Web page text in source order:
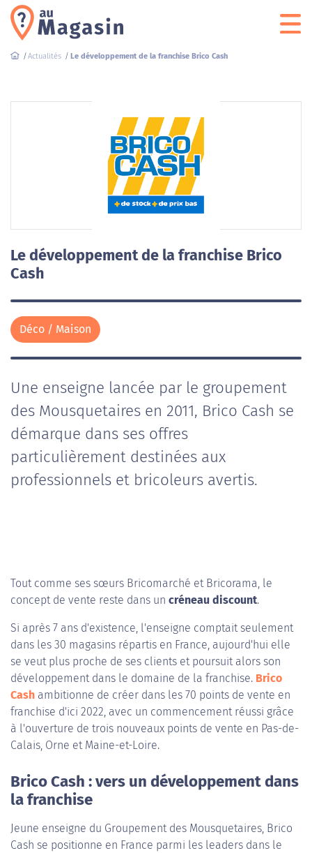
Actualités Le développement de la franchise Brico Cash
Le développement de la franchise Brico
Cash
Déco / Maison
Une enseigne lancée par le groupement
des Mousquetaires en 2011, Brico Cash se
démarque dans ses offres
particulièrement destinées aux
professionnels et bricoleurs avertis.
Tout comme ses sœurs Bricomarché et Bricorama, le
concept de vente reste dans un créneau discount.
Si après 7 ans d'existence, l'enseigne comptait seulement
dans les 30 magasins répartis en France, aujourd'hui elle
se veut plus proche de ses clients et poursuit alors son
développement dans le domaine de la franchise. Brico
Cash ambitionne de créer dans les 70 points de vente en
franchise d'ici 2022, avec un commencement réussi grâce
à l'ouverture de trois nouveaux points de vente en Pas-de-
Calais, Orne et Maine-et-Loire.
Brico Cash : vers un développement dans
la franchise
Jeune enseigne du Groupement des Mousquetaires, Brico
Cash se positionne en France parmi les leaders dans le